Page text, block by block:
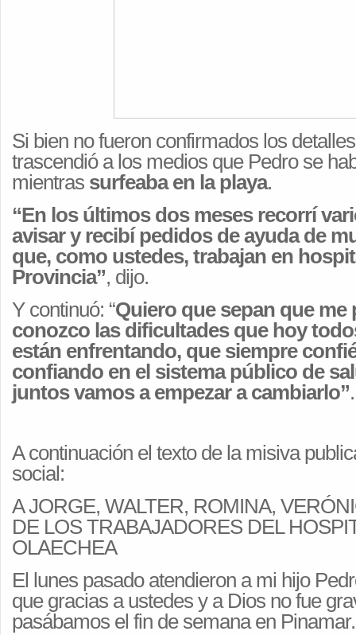
Si bien no fueron confirmados los
trascendió a los medios que Pedro se
mientras surfeaba en la playa.
“En los últimos dos meses recorrí
avisar y recibí pedidos de ayuda de
que, como ustedes, trabajan en
Provincia”, dijo.
Y continuó: “Quiero que sepan que me
conozco las dificultades que hoy
están enfrentando, que siempre
confiando en el sistema público de
juntos vamos a empezar a cambiarlo”.
A continuación el texto de la misiva
social:
A JORGE, WALTER, ROMINA,
DE LOS TRABAJADORES DEL
OLAECHEA
El lunes pasado atendieron a mi hijo
que gracias a ustedes y a Dios no fue
pasábamos el fin de semana en Pinamar.